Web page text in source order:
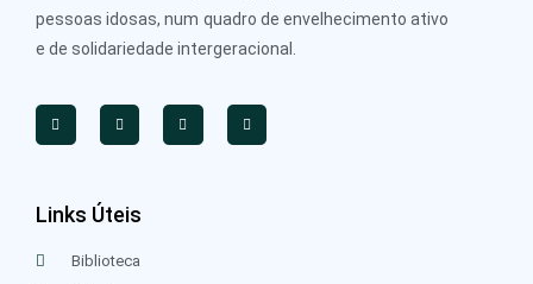
pessoas idosas, num quadro de envelhecimento ativo
e de solidariedade intergeracional.
Links Úteis
Biblioteca